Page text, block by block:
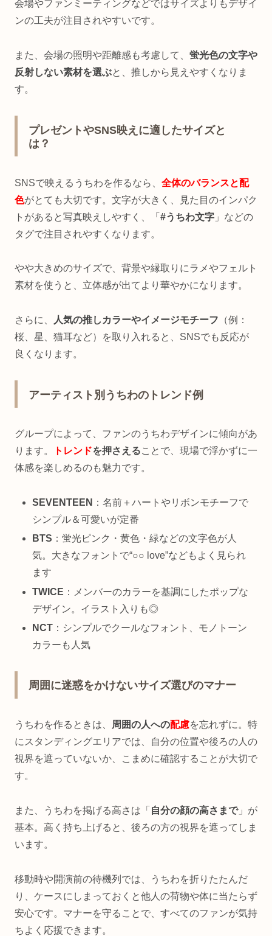
会場やファンミーティングなどではサイズよりもデザイ
ンの工夫が注目されやすいです。
また、会場の照明や距離感も考慮して、 蛍光色の文字や
反射しない素材を選ぶと、推しから見えやすくなりま
す。
プレゼントやSNS映えに適したサイズと
は？
SNSで映えるうちわを作るなら、 全体のバランスと配
色がとても大切です。文字が大きく、見た目のインパク
トがあると写真映えしやすく、「 #うちわ文字 」などの
タグで注目されやすくなります。
やや大きめのサイズで、背景や縁取りにラメやフェルト
素材を使うと、立体感が出てより華やかになります。
さらに、 人気の推しカラーやイメージモチーフ （例：
桜、星、猫耳など）を取り入れると、SNSでも反応が
良くなります。
アーティスト別うちわのトレンド例
グループによって、ファンのうちわデザインに傾向があ
ります。
トレンドを押さえることで、現場で浮かずに一
体感を楽しめるのも魅力です。
SEVENTEEN ：名前＋ハートやリボンモチーフで
シンプル＆可愛いが定番
BTS ：蛍光ピンク・黄色・緑などの文字色が人
気。大きなフォントで“○○ love”などもよく見られ
ます
TWICE ：メンバーのカラーを基調にしたポップな
デザイン。イラスト入りも◎
NCT ：シンプルでクールなフォント、モノトーン
カラーも人気
周囲に迷惑をかけないサイズ選びのマナー
うちわを作るときは、 周囲の人への配慮を忘れずに。特
にスタンディングエリアでは、自分の位置や後ろの人の
視界を遮っていないか、こまめに確認することが大切で
す。
また、うちわを掲げる高さは「 自分の顔の高さまで」が
基本。高く持ち上げると、後ろの方の視界を遮ってしま
います。
移動時や開演前の待機列では、うちわを折りたたんだ
り、ケースにしまっておくと他人の荷物や体に当たらず
安心です。マナーを守ることで、すべてのファンが気持
ちよく応援できます。